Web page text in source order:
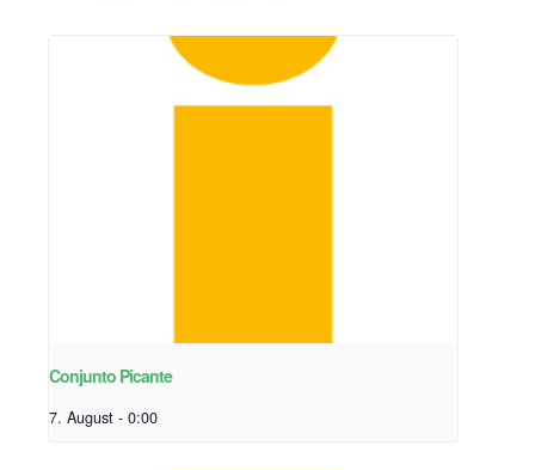
Conjunto Picante
7. August - 0:00